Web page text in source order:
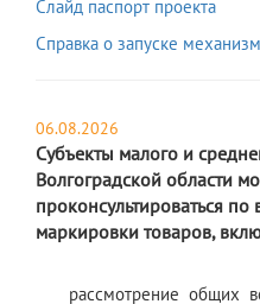
Слайд паспорт проекта
Справка о запуске
06.08.2026
Субъекты малого и
Волгоградской области
проконсультироваться
маркировки товаров,
рассмотрение общих